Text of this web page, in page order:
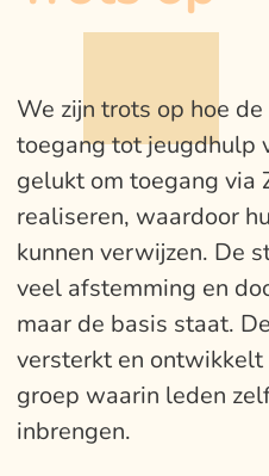
We zijn trots op hoe
toegang tot jeugdhulp
gelukt om toegang via
realiseren, waardoor
kunnen verwijzen. De
veel afstemming en
maar de basis staat.
versterkt en ontwikkelt
groep waarin leden
inbrengen.